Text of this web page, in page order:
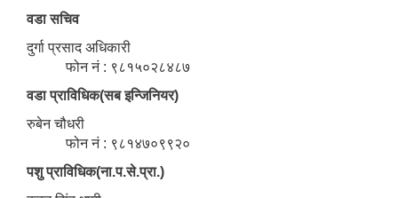
वडा सचिव
दुर्गा प्रसाद अधिकारी
फोन नं : ९८१५०२८४८७
वडा प्राविधिक(सब इन्जिनियर)
रुबेन चौधरी
फोन नं : ९८१४७०९९२०
पशु प्राविधिक(ना.प.से.प्रा.)